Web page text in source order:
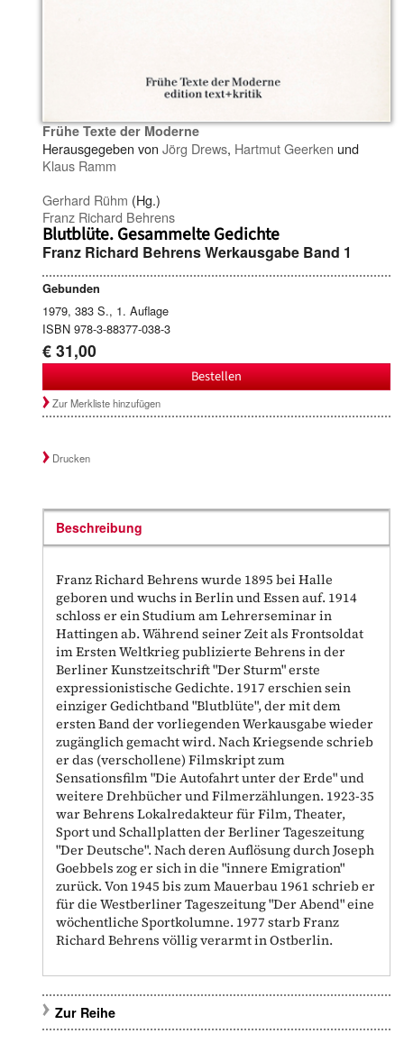
Frühe Texte der Moderne
Herausgegeben von Jörg Drews, Hartmut Geerken und
Klaus Ramm
Gerhard Rühm (Hg.)
Franz Richard Behrens
Blutblüte. Gesammelte Gedichte
Franz Richard Behrens Werkausgabe Band 1
Gebunden
1979, 383 S., 1. Auflage
ISBN 978-3-88377-038-3
€ 31,00
Bestellen
Zur Merkliste hinzufügen
Drucken
Beschreibung
Franz Richard Behrens wurde 1895 bei Halle
geboren und wuchs in Berlin und Essen auf. 1914
schloss er ein Studium am Lehrerseminar in
Hattingen ab. Während seiner Zeit als Frontsoldat
im Ersten Weltkrieg publizierte Behrens in der
Berliner Kunstzeitschrift "Der Sturm" erste
expressionistische Gedichte. 1917 erschien sein
einziger Gedichtband "Blutblüte", der mit dem
ersten Band der vorliegenden Werkausgabe wieder
zugänglich gemacht wird. Nach Kriegsende schrieb
er das (verschollene) Filmskript zum
Sensationsfilm "Die Autofahrt unter der Erde" und
weitere Drehbücher und Filmerzählungen. 1923-35
war Behrens Lokalredakteur für Film, Theater,
Sport und Schallplatten der Berliner Tageszeitung
"Der Deutsche". Nach deren Auflösung durch Joseph
Goebbels zog er sich in die "innere Emigration"
zurück. Von 1945 bis zum Mauerbau 1961 schrieb er
für die Westberliner Tageszeitung "Der Abend" eine
wöchentliche Sportkolumne. 1977 starb Franz
Richard Behrens völlig verarmt in Ostberlin.
Zur Reihe